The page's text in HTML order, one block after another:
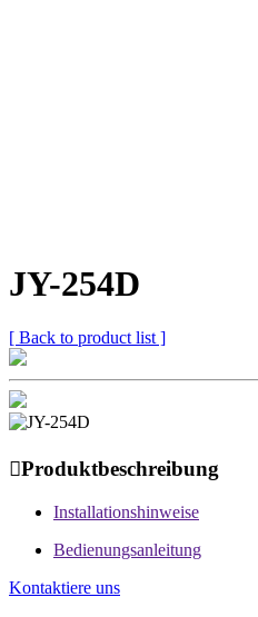
JY-254D
[ Back to product list ]
Produktbeschreibung
Installationshinweise
Bedienungsanleitung
Kontaktiere uns